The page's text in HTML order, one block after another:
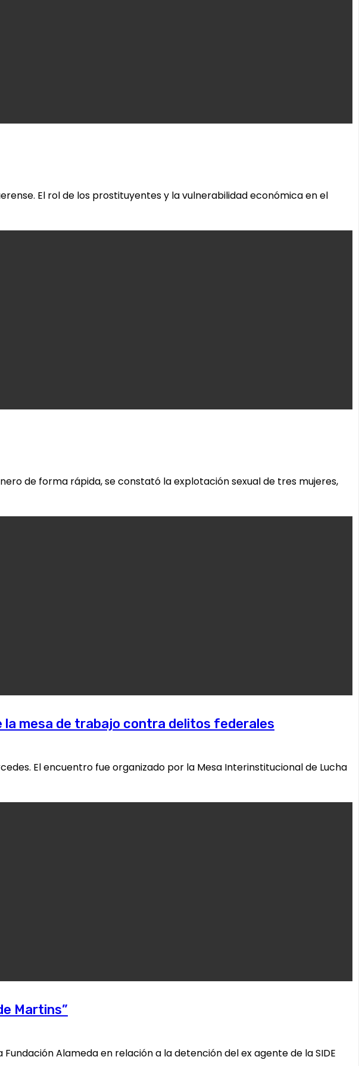
El rol de los prostituyentes y la vulnerabilidad económica en el
de forma rápida, se constató la explotación sexual de tres mujeres,
la mesa de trabajo contra delitos federales
El encuentro fue organizado por la Mesa Interinstitucional de Lucha
Martins”
Alameda en relación a la detención del ex agente de la SIDE